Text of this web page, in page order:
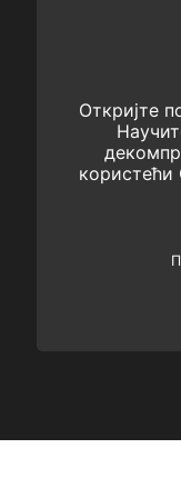
Откријте